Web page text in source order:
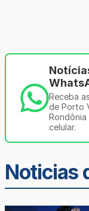
Receba
de Porto
Rondônia
celular.
Noticias